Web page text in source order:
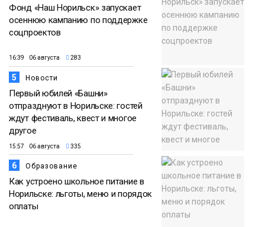
Фонд «Наш Норильск» запускает
осеннюю кампанию по поддержке
соцпроектов
16:39 06 августа 283
5 Новости
Первый юбилей «Башни»
отпразднуют в Норильске: гостей
ждут фестиваль, квест и многое
другое
15:57 06 августа 335
6 Образование
Как устроено школьное питание в
Норильске: льготы, меню и порядок
оплаты